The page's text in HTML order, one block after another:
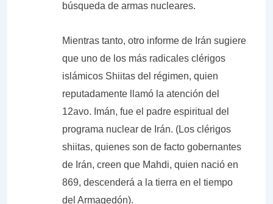
búsqueda de armas nucleares.
Mientras tanto, otro informe de Irán sugiere
que uno de los más radicales clérigos
islámicos Shiitas del régimen, quien
reputadamente llamó la atención del
12avo. Imán, fue el padre espiritual del
programa nuclear de Irán. (Los clérigos
shiitas, quienes son de facto gobernantes
de Irán, creen que Mahdi, quien nació en
869, descenderá a la tierra en el tiempo
del Armagedón).